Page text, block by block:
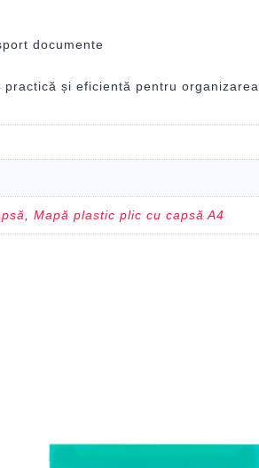
documente
practică și eficientă pentru
Mapă plastic plic cu capsă A4